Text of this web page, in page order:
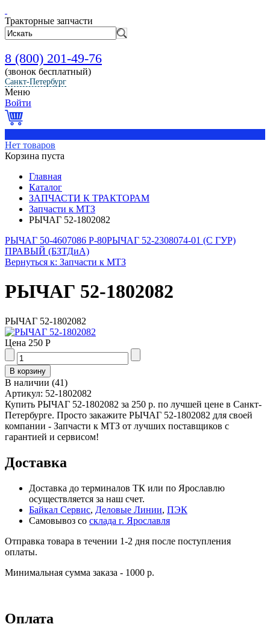
Тракторные запчасти
8 (800) 201-49-76
(звонок бесплатный)
Санкт-Петербург
Меню
Войти
Нет товаров
Корзина пуста
Главная
Каталог
ЗАПЧАСТИ К ТРАКТОРАМ
Запчасти к МТЗ
РЫЧАГ 52-1802082
РЫЧАГ 50-4607086 Р-80РЫЧАГ 52-2308074-01 (С ГУР)
ПРАВЫЙ (БЗТДиА)
Вернуться к: Запчасти к МТЗ
РЫЧАГ 52-1802082
РЫЧАГ 52-1802082
Цена 250 Р
В наличии (41)
Артикул: 52-1802082
Купить РЫЧАГ 52-1802082 за 250 р. по лучшей цене в Санкт-
Петербурге. Просто закажите РЫЧАГ 52-1802082 для своей
компании - Запчасти к МТЗ от лучших поставщиков с
гарантией и сервисом!
Доставка
Доставка до терминалов ТК или по Ярославлю
осуществляется за наш счет.
Байкал Сервис, Деловые Линии, ПЭК
Самовывоз со склада г. Ярославля
Отправка товара в течении 1-2 дня после поступления
оплаты.
Минимальная сумма заказа - 1000 р.
Оплата